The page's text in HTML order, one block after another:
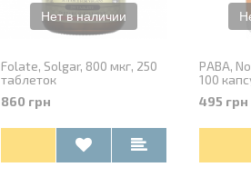
Добавлен:2023-02-18 16:41:21
Рецензент: Валентин
Хорошие бцаа, но высоковатая
цена за такой объем по
сравнению с их конкурентами.
Folate, Solgar, 800 мкг, 250
таблеток
860 грн
PABA,
100
495 грн